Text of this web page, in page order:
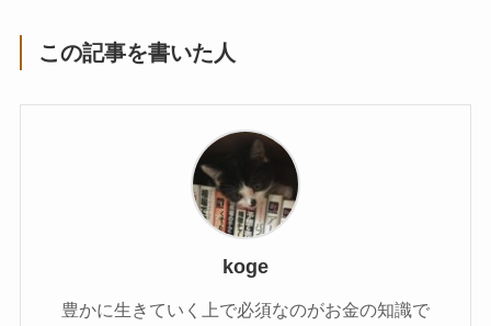
この記事を書いた人
koge
豊かに生きていく上で必須なのがお金の知識で